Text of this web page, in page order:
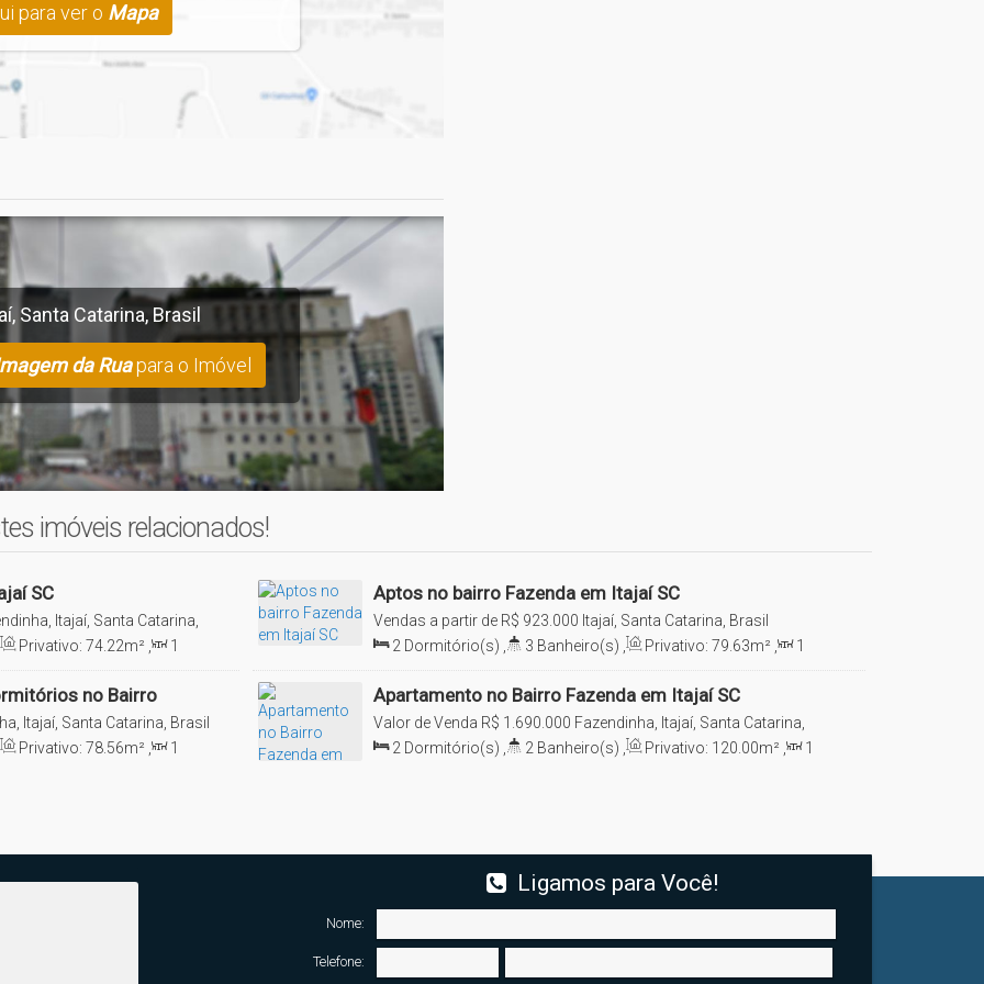
visita!
disponíveis para você!
para ver o Mapa
, Santa Catarina, Brasil
da Ruapara o Imóvel
imóveis relacionados!
SC
Itajaí, Santa Catarina,
Privativo: 74.22m²
1
Aptos no bairro Fazenda em Itajaí SC
R$ 923.000
Vendas a partir de
Itajaí, Santa Catarina, Brasil
2 Dormitório(s) 3 Banheiro(s) Privativo: 79 .63m²
1
no Bairro
Itajaí, Santa Catarina, Brasil
Privativo: 78.56m²
1
Apartamento no Bairro Fazenda em Itajaí SC
R$ 1.690.000
Valor de Venda
Fazendinha, Itajaí, Santa Catarina,
Brasil
2 Dormitório(s) 2 Banheiro(s) Privativo: 120 .00m²
1
Ligamos para Você!
Nome:
Telefone: